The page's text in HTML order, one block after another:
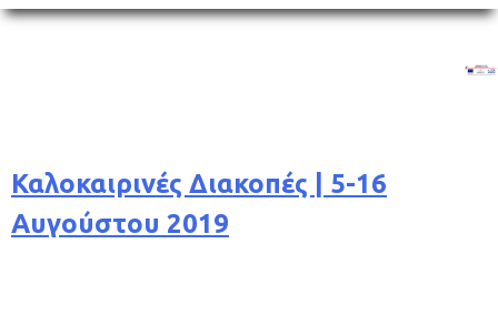
3dr
Καλοκαιρινές Διακοπές | 5-16
Αυγούστου 2019